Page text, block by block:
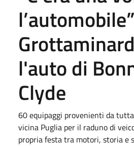
l'auto di
Clyde
60 equipaggi provenienti da
vicina Puglia per il raduno di
propria festa tra motori, storia e